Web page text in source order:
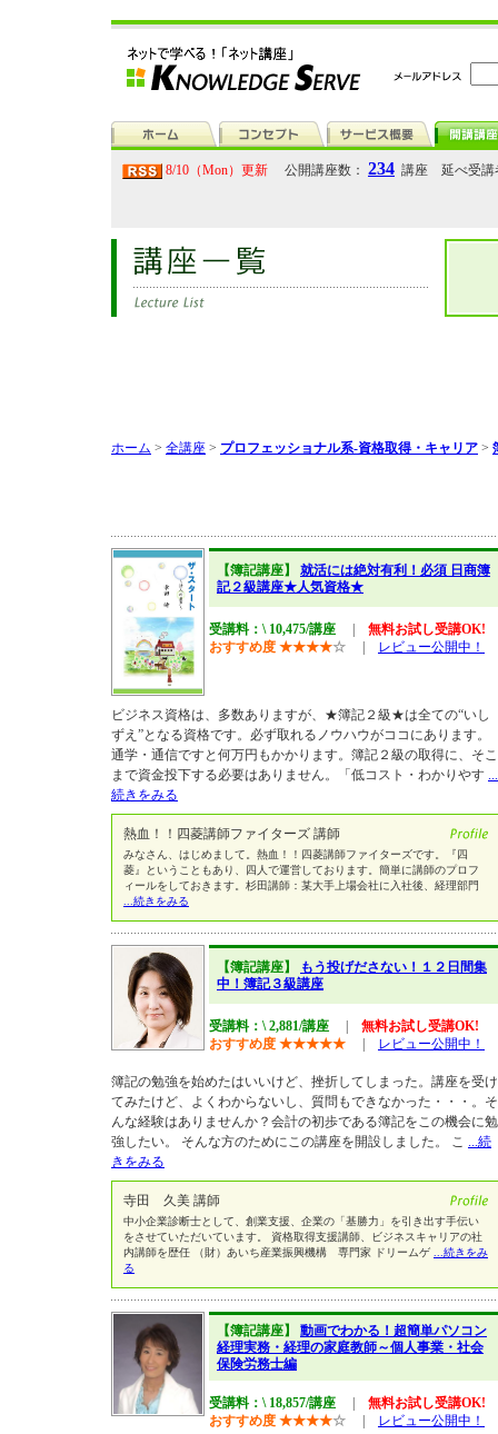
8/10（Mon）更新 公開講座数： 234 講座 延べ受講
ホーム > 全講座 > プロフェッショナル系-資格取得・キャリア >
【簿記講座】 就活には絶対有利！必須 日商簿
記２級講座★人気資格★
受講料：\ 10,475/講座
無料お試し受講OK!
おすすめ度 ★★★★☆ レビュー公開中！
ビジネス資格は、多数ありますが、★簿記２級★は全ての“いし
ずえ”となる資格です。必ず取れるノウハウがココにあります。
通学・通信ですと何万円もかかります。簿記２級の取得に、そこ
まで資金投下する必要はありません。「低コスト・わかりやす ...
続きをみる
熱血！！四菱講師ファイターズ 講師
みなさん、はじめまして。熱血！！四菱講師ファイターズです。『四
菱』ということもあり、四人で運営しております。簡単に講師のプロフ
ィールをしておきます。杉田講師：某大手上場会社に入社後、経理部門
...続きをみる
【簿記講座】
もう投げださない！１２日間集
中！簿記３級講座
受講料：\ 2,881/講座
無料お試し受講OK!
おすすめ度 ★★★★★ レビュー公開中！
簿記の勉強を始めたはいいけど、挫折してしまった。講座を受け
てみたけど、よくわからないし、質問もできなかった・・・。そ
んな経験はありませんか？会計の初歩である簿記をこの機会に勉
強したい。 そんな方のためにこの講座を開設しました。 こ ...続
きをみる
寺田 久美 講師
中小企業診断士として、創業支援、企業の「基勝力」を引き出す手伝い
をさせていただいています。 資格取得支援講師、ビジネスキャリアの社
内講師を歴任 （財）あいち産業振興機構 専門家 ドリームゲ
...続きをみ
る
【簿記講座】 動画でわかる！超簡単パソコン
経理実務・経理の家庭教師～個人事業・社会
保険労務士編
受講料：\ 18,857/講座
無料お試し受講OK!
おすすめ度 ★★★★☆
レビュー公開中！